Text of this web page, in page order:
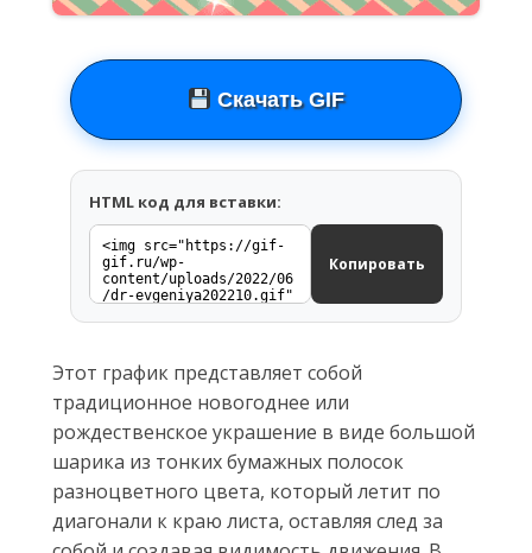
Скачать GIF
HTML код для вставки:
Копировать
Этот график представляет собой
традиционное новогоднее или
рождественское украшение в виде большой
шарика из тонких бумажных полосок
разноцветного цвета, который летит по
диагонали к краю листа, оставляя след за